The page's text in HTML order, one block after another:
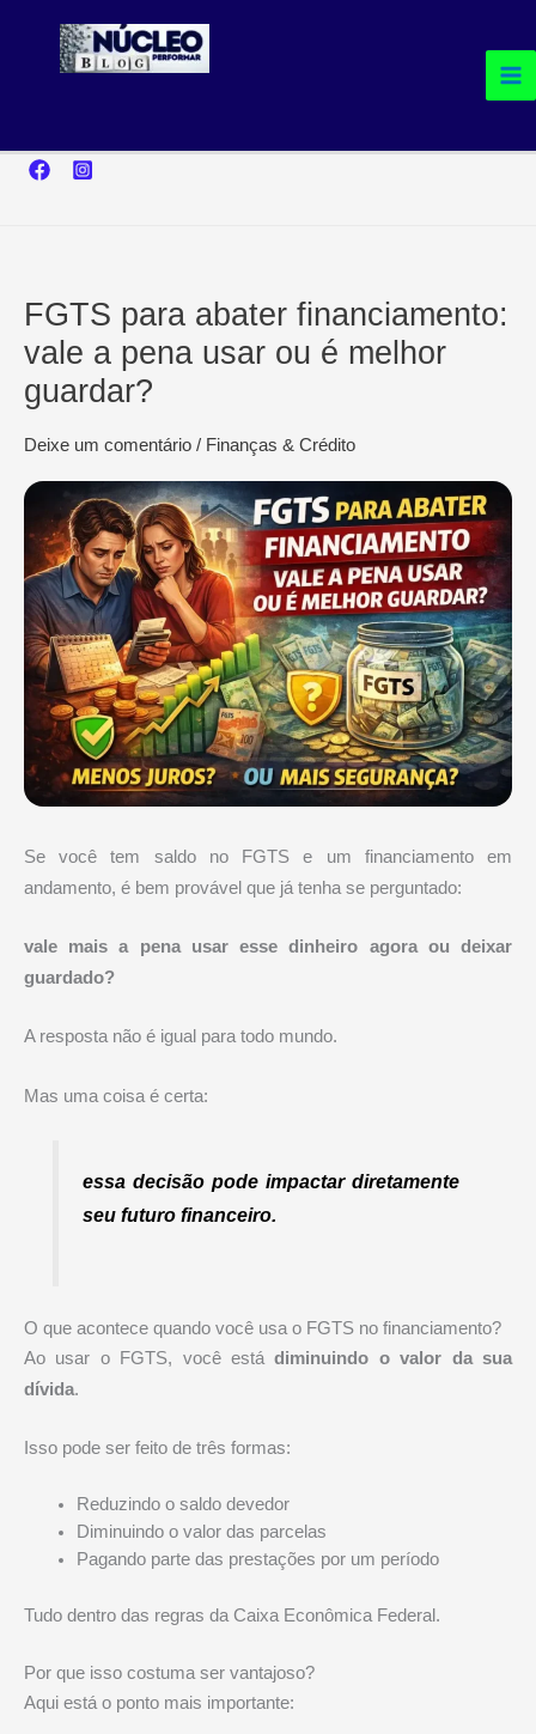
FGTS para abater financiamento:
vale a pena usar ou é melhor
guardar?
Deixe um comentário / Finanças & Crédito
Se você tem saldo no FGTS e um financiamento em
andamento, é bem provável que já tenha se perguntado:
vale mais a pena usar esse dinheiro agora ou deixar
guardado?
A resposta não é igual para todo mundo.
Mas uma coisa é certa:
essa decisão pode impactar diretamente
seu futuro financeiro.
O que acontece quando você usa o FGTS no financiamento?
Ao usar o FGTS, você estádiminuindo o valor da sua
dívida.
Isso pode ser feito de três formas:
Reduzindo o saldo devedor
Diminuindo o valor das parcelas
Pagando parte das prestações por um período
Tudo dentro das regras da Caixa Econômica Federal .
Por que isso costuma ser vantajoso?
Aqui está o ponto mais importante: